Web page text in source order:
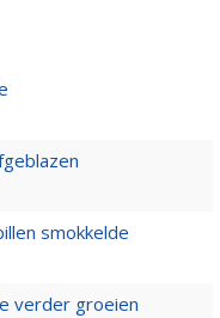
smokkelde
verder groeien